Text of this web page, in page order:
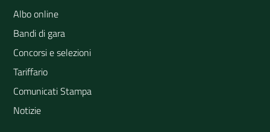
Albo online
Bandi di gara
Concorsi e selezioni
Tariffario
Comunicati Stampa
Notizie